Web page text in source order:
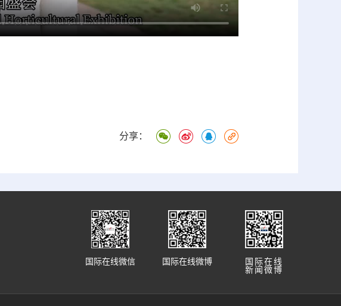
分享：
国际在线
新闻微博
国际在线微博
国际在线微信